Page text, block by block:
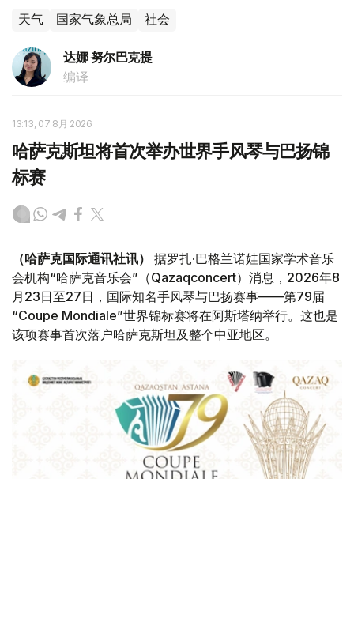
天气 国家气象总局 社会
达娜 努尔巴克提
编译
13:13, 07 8月 2026
哈萨克斯坦将首次举办世界手风琴与巴扬锦
标赛
（哈萨克国际通讯社讯）
据罗扎·巴格兰诺娃国家学术音乐
会机构“哈萨克音乐会”（Qazaqconcert）消息，2026年8
月23日至27日，国际知名手风琴与巴扬赛事——第79届
“Coupe Mondiale”世界锦标赛将在阿斯塔纳举行。这也是
该项赛事首次落户哈萨克斯坦及整个中亚地区。